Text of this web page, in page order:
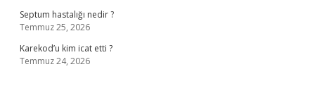
Septum hastalığı nedir ?
Temmuz 25, 2026
Karekod’u kim icat etti ?
Temmuz 24, 2026